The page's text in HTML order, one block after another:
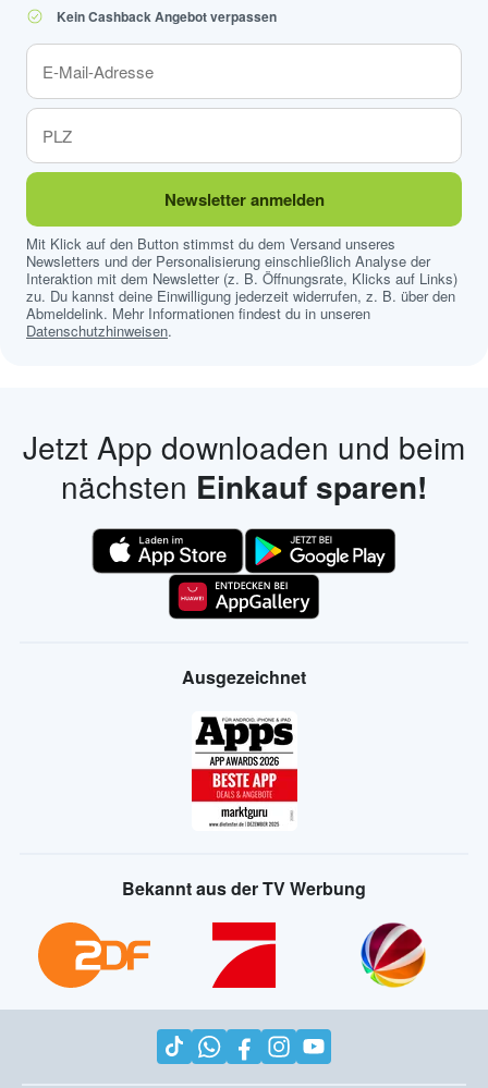
Kein Cashback Angebot verpassen
Newsletter anmelden
Mit Klick auf den Button stimmst du dem Versand unseres
Newsletters und der Personalisierung einschließlich Analyse der
Interaktion mit dem Newsletter (z. B. Öffnungsrate, Klicks auf Links)
zu. Du kannst deine Einwilligung jederzeit widerrufen, z. B. über den
Abmeldelink. Mehr Informationen findest du in unseren
Datenschutzhinweisen.
Jetzt App downloaden und beim
nächsten Einkauf sparen!
Ausgezeichnet
Bekannt aus der TV Werbung